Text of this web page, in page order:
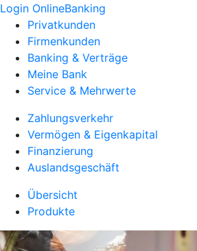
Login OnlineBanking
Privatkunden
Firmenkunden
Banking & Verträge
Meine Bank
Service & Mehrwerte
Zahlungsverkehr
Vermögen & Eigenkapital
Finanzierung
Auslandsgeschäft
Übersicht
Produkte